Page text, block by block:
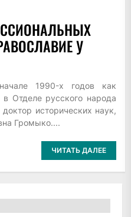
У
1990-х годов как
в Отделе русского народа
исторических наук,
Громыко....
ЧИТАТЬ ДАЛЕЕ